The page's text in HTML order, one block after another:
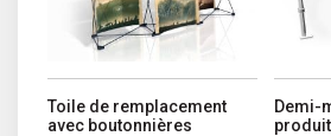
Toile de remplacement
avec boutonnières
Demi-